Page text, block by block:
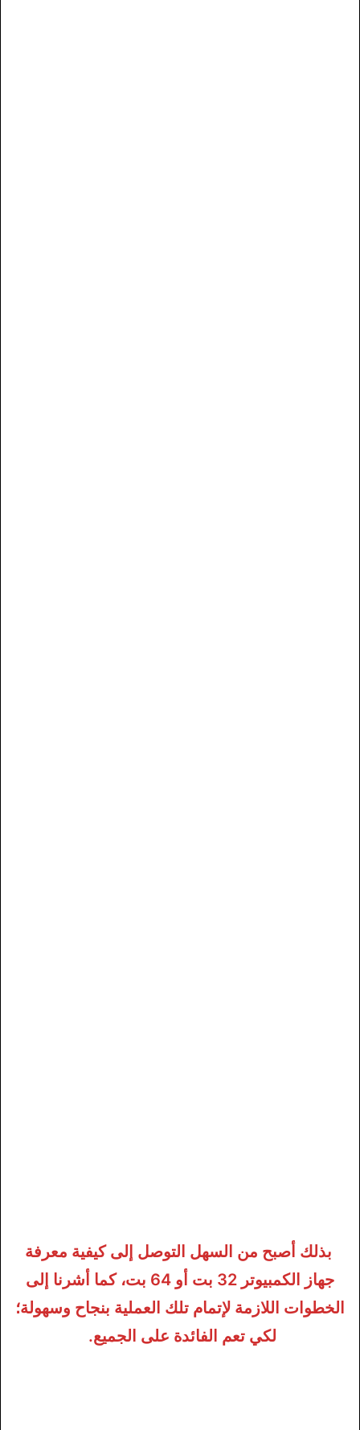
بذلك أصبح من السهل التوصل إلى كيفية معرفة
جهاز الكمبيوتر 32 بت أو 64 بت، كما أشرنا إلى
الخطوات اللازمة لإتمام تلك العملية بنجاح وسهولة؛
لكي تعم الفائدة على الجميع.